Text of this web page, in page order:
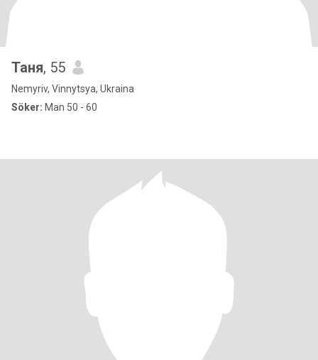
Таня, 55
Nemyriv, Vinnytsya, Ukraina
Söker: Man 50 - 60